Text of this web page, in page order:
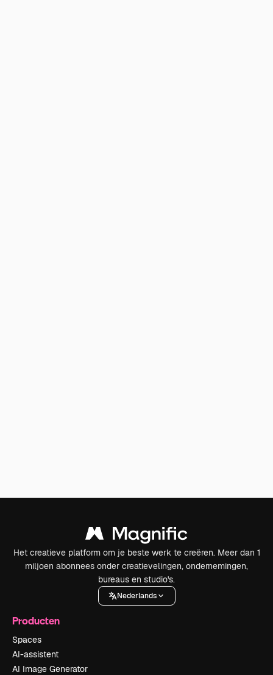
Het creatieve platform om je beste werk te creëren. Meer dan 1
miljoen abonnees onder creatievelingen, ondernemingen,
bureaus en studio's.
Nederlands
Producten
Spaces
AI-assistent
AI Image Generator